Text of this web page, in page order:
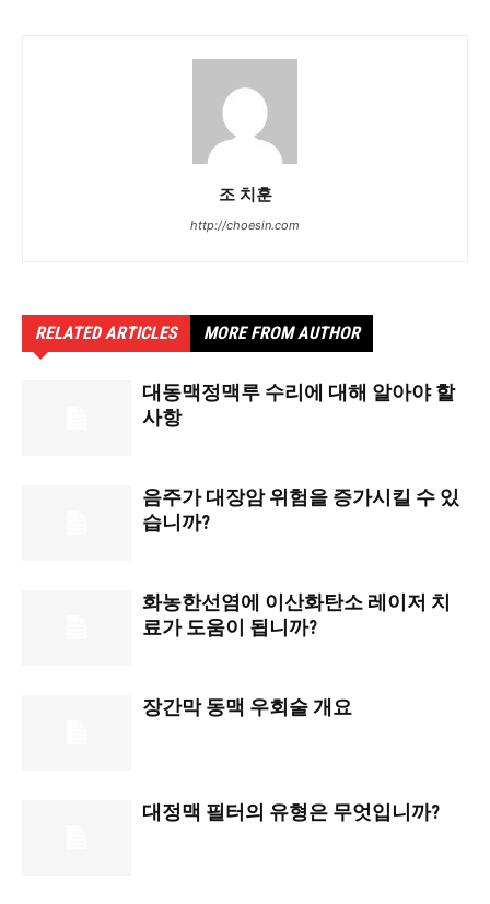
조 치훈
http://choesin.com
RELATED ARTICLES MORE FROM AUTHOR
대동맥정맥루 수리에 대해 알아야 할
사항
음주가 대장암 위험을 증가시킬 수 있
습니까?
화농한선염에 이산화탄소 레이저 치
료가 도움이 됩니까?
장간막 동맥 우회술 개요
대정맥 필터의 유형은 무엇입니까?